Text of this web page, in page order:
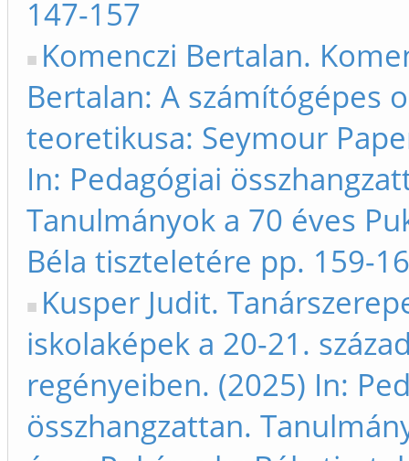
147-157
Komenczi Bertalan.
Bertalan: A számítógépes
teoretikusa: Seymour
In: Pedagógiai
Tanulmányok a 70 éves
Béla tiszteletére pp. 159-
Kusper Judit.
iskolaképek a 20-21.
regényeiben. (2025) In:
összhangzattan.